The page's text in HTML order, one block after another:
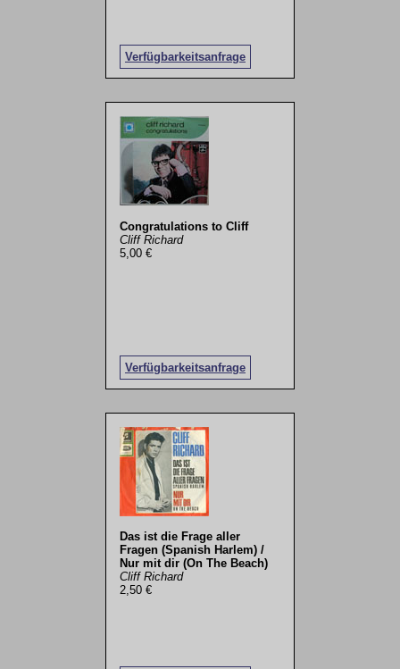
Verfügbarkeitsanfrage
Congratulations to Cliff
Cliff Richard
5,00 €
Verfügbarkeitsanfrage
Das ist die Frage aller
Fragen (Spanish Harlem) /
Nur mit dir (On The Beach)
Cliff Richard
2,50 €